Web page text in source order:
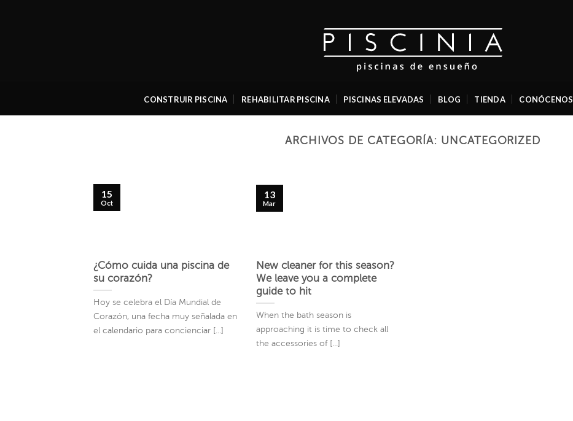
CONSTRUIR PISCINA REHABILITAR PISCINA PISCINAS ELEVADAS BLOG TIENDA CONÓCENOS
ARCHIVOS DE CATEGORÍA: UNCATEGORIZED
¿Cómo cuida una piscina de
su corazón?
Hoy se celebra el Día Mundial de
Corazón, una fecha muy señalada en
el calendario para concienciar [...]
15
Oct
New cleaner for this season?
We leave you a complete
guide to hit
When the bath season is
approaching it is time to check all
the accessories of [...]
13
Mar